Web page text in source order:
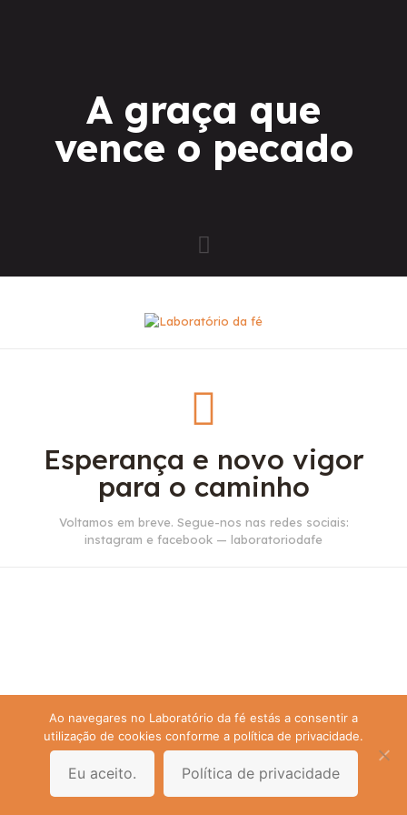
A graça que
vence o pecado
Esperança e novo vigor
para o caminho
Voltamos em breve. Segue-nos nas redes sociais:
instagram e facebook — laboratoriodafe
Ao navegares no Laboratório da fé estás a consentir a
utilização de cookies conforme a política de privacidade.
Eu aceito. Política de privacidade